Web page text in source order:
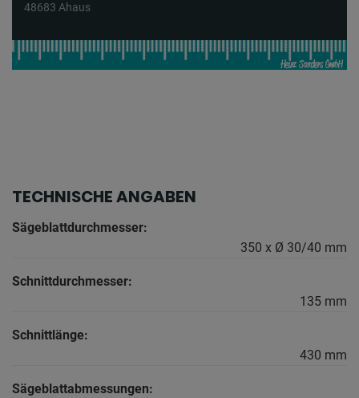
48683 Ahaus
TECHNISCHE ANGABEN
Sägeblattdurchmesser:
350 x Ø 30/40 mm
Schnittdurchmesser:
135 mm
Schnittlänge:
430 mm
Sägeblattabmessungen: